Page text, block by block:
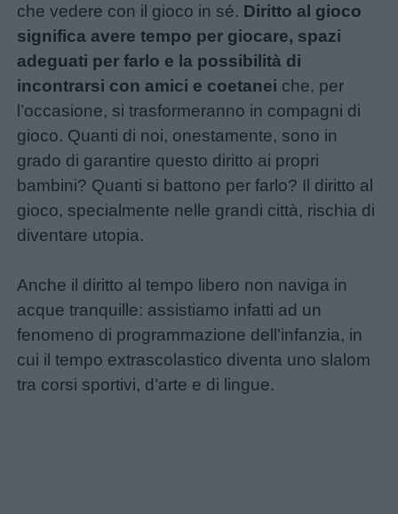
Schede
didattiche
Disegni
da
colorare
Storie
per
Feste
e
giornate
che vedere con il gioco in sé. Diritto al gioco
significa avere tempo per giocare, spazi
adeguati per farlo e la possibilità di
incontrarsi con amici e coetanei che, per
l’occasione, si trasformeranno in compagni di
gioco. Quanti di noi, onestamente, sono in
grado di garantire questo diritto ai propri
bambini? Quanti si battono per farlo? Il diritto al
gioco, specialmente nelle grandi città, rischia di
diventare utopia.
Anche il diritto al tempo libero non naviga in
acque tranquille: assistiamo infatti ad un
fenomeno di programmazione dell’infanzia, in
cui il tempo extrascolastico diventa uno slalom
tra corsi sportivi, d’arte e di lingue.